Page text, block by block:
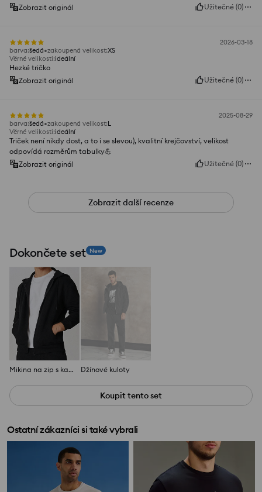
Zobrazit originál
Užitečné (0)
2026-03-18
barva:šedá zakoupená velikost:XS
Věrné velikosti:ideální
Hezké tričko
Zobrazit originál
Užitečné (0)
2025-08-29
barva:šedá zakoupená velikost:L
Věrné velikosti:ideální
Triček není nikdy dost, a to i se slevou), kvalitní krejčovství, velikost
odpovídá rozměrům tabulky💪
Zobrazit originál
Užitečné (0)
Zobrazit další recenze
Dokončete set New
Mikina na zip s kapucí Džínové kuloty
Koupit tento set
Ostatní zákazníci si také vybrali